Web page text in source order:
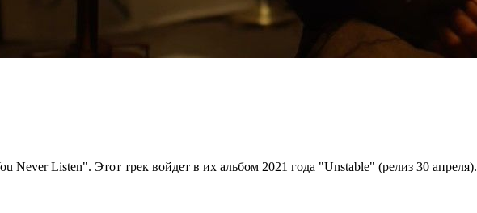
Never Listen". Этот трек войдет в их альбом 2021 года "Unstable" (релиз 30 апреля).